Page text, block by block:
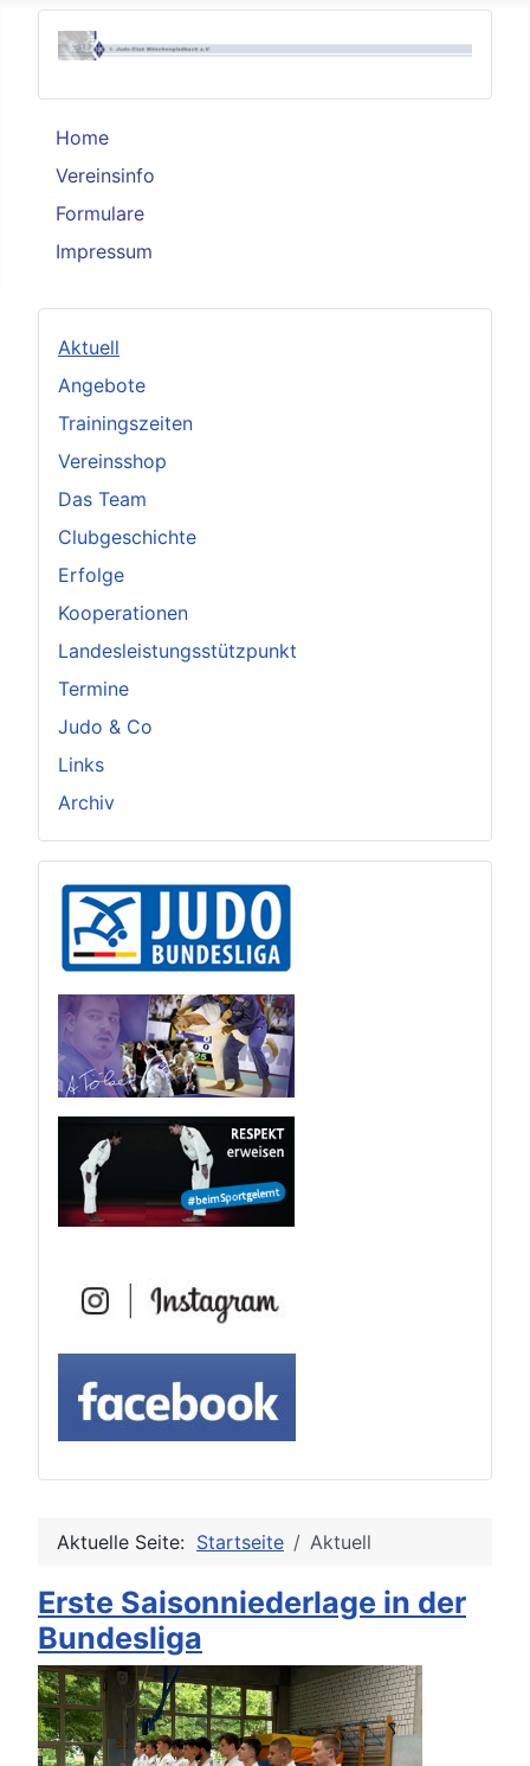
Home
Vereinsinfo
Formulare
Impressum
Aktuell
Angebote
Trainingszeiten
Vereinsshop
Das Team
Clubgeschichte
Erfolge
Kooperationen
Landesleistungsstützpunkt
Termine
Judo & Co
Links
Archiv
Aktuelle Seite: Startseite Aktuell
Erste Saisonniederlage in der
Bundesliga